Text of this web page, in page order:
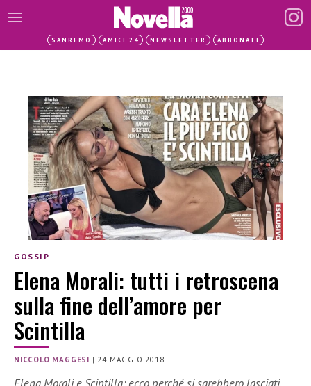
SANREMO AMICI 24 NEWSLETTER ABBONATI
GOSSIP
Elena Morali: tutti i retroscena
sulla fine dell’amore per
Scintilla
NICCOLO MAGGESI |24 MAGGIO 2018